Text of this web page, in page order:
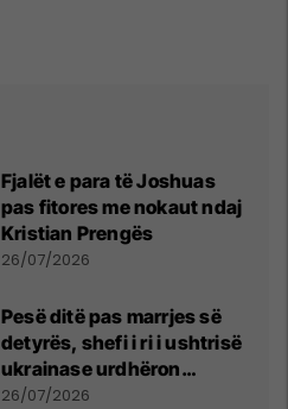
Fjalët e para të Joshuas
pas fitores me nokaut ndaj
Kristian Prengës
26/07/2026
Pesë ditë pas marrjes së
detyrës, shefi i ri i ushtrisë
ukrainase urdhëron
kontroll të madh
26/07/2026